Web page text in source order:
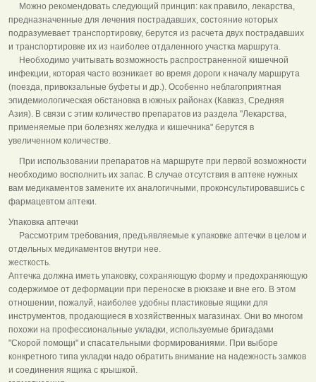
Можно рекомендовать следующий принцип: как правило, лекарства,
предназначенные для лечения пострадавших, состояние которых
подразумевает транспортировку, берутся из расчета двух пострадавших
и транспортировке их из наиболее отдаленного участка маршрута.
Необходимо учитывать возможность распространенной кишечной
инфекции, которая часто возникает во время дороги к началу маршрута
(поезда, привокзальные буфеты и др.). Особенно неблагоприятная
эпидемиологическая обстановка в южных районах (Кавказ, Средняя
Азия). В связи с этим количество препаратов из раздела "Лекарства,
применяемые при болезнях желудка и кишечника" берутся в
увеличенном количестве.
При использовании препаратов на маршруте при первой возможности
необходимо восполнить их запас. В случае отсутствия в аптеке нужных
вам медикаментов замените их аналогичными, проконсультировавшись с
фармацевтом аптеки.
Упаковка аптечки
Рассмотрим требования, предъявляемые к упаковке аптечки в целом и
отдельных медикаментов внутри нее.
жесткость.
Аптечка должна иметь упаковку, сохраняющую форму и предохраняющую
содержимое от деформации при переноске в рюкзаке и вне его. В этом
отношении, пожалуй, наиболее удобны пластиковые ящики для
инструментов, продающиеся в хозяйственных магазинах. Они во многом
похожи на профессиональные укладки, используемые бригадами
"Скорой помощи" и спасательными формированиями. При выборе
конкретного типа укладки надо обратить внимание на надежность замков
и соединения ящика с крышкой.